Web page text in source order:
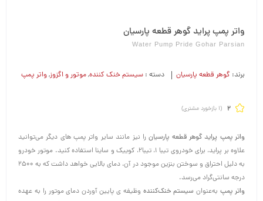
واتر پمپ پراید گوهر قطعه پارسیان
Water Pump Pride Gohar Parsian
برند: گوهر قطعه پارسیان دسته : سیستم خنک کننده,موتور و اگزوز,واتر پمپ
2
(
1 بازخورد مشتری)
واتر پمپ پراید گوهر قطعه پارسیانرا نیز مانند سایر واتر پمپ های دیگر می‌توانید
علاوه بر پراید، برای خودروی تیبا 1، تیبا2، کوییک و ساینا استفاده کنید. موتور خودرو
به دلیل احتراق و سوختن بنزین موجود در آن، دمای بالایی خواهد ‌داشت که به 2500
درجه سانتی‌گراد می‌رسد.
واتر پمپبه‌عنوان سیستم خنک‌کننده وظیفه ی پایین آوردن دمای موتور را به عهده